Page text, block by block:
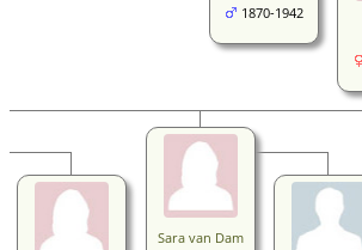
Sara van Dam
1870-1942